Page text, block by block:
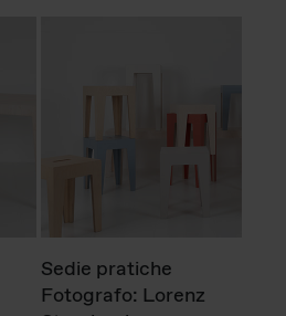
Sedie pratiche
Fotografo: Lorenz